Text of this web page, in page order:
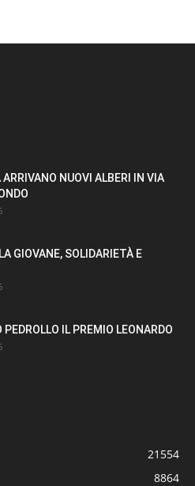
ARRIVANO NUOVI ALBERI IN VIA
GIOVANE, SOLIDARIETÀ E
PEDROLLO IL PREMIO LEONARDO
21554
8864